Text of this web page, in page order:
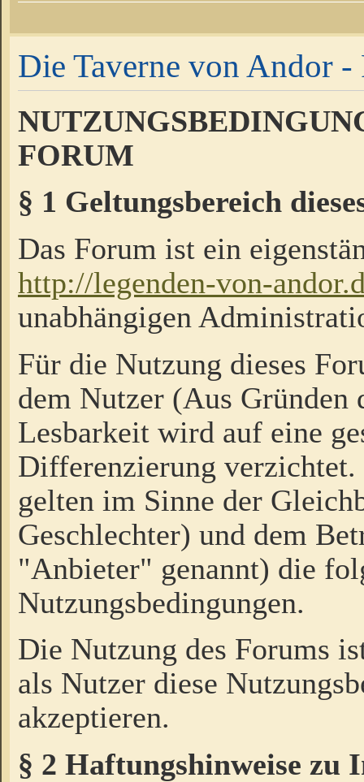
Die Taverne von Andor -
FORUM
§ 1 Geltungsbereich
Das Forum ist ein
http://legenden-von-
unabhängigen
Für die Nutzung dieses
dem Nutzer (Aus Gründen
Lesbarkeit wird auf eine
Differenzierung
gelten im Sinne der
Geschlechter) und dem
"Anbieter" genannt) die
Nutzungsbedingungen.
Die Nutzung des Forums
als Nutzer diese
akzeptieren.
§ 2 Haftungshinweise zu